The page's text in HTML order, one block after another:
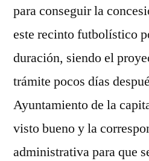
para conseguir la
este recinto futbolístico
duración, siendo el
trámite pocos días
Ayuntamiento de la
visto bueno y la
administrativa para que